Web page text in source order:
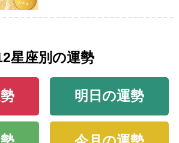
星座別の運勢
明日の運勢